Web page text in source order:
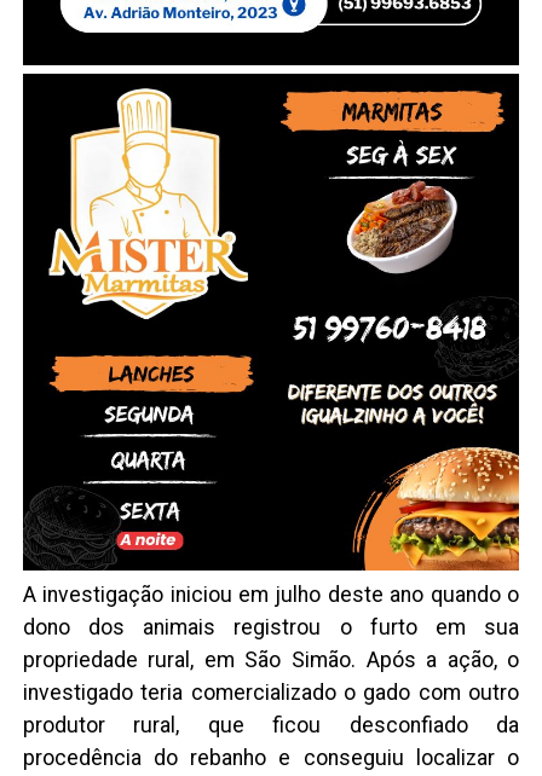
A investigação iniciou em julho deste ano quando o
dono dos animais registrou o furto em sua
propriedade rural, em São Simão. Após a ação, o
investigado teria comercializado o gado com outro
produtor rural, que ficou desconfiado da
procedência do rebanho e conseguiu localizar o